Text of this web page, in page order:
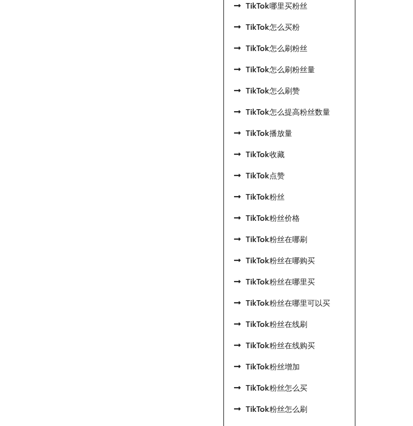
TikTok哪里买粉丝
TikTok怎么买粉
TikTok怎么刷粉丝
TikTok怎么刷粉丝量
TikTok怎么刷赞
TikTok怎么提高粉丝数量
TikTok播放量
TikTok收藏
TikTok点赞
TikTok粉丝
TikTok粉丝价格
TikTok粉丝在哪刷
TikTok粉丝在哪购买
TikTok粉丝在哪里买
TikTok粉丝在哪里可以买
TikTok粉丝在线刷
TikTok粉丝在线购买
TikTok粉丝增加
TikTok粉丝怎么买
TikTok粉丝怎么刷